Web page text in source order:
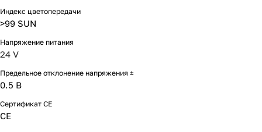
Индекс цветопередачи
>99 SUN
Напряжение питания
24 V
Предельное отклонение напряжения ±
0.5 В
Сертификат CE
CE